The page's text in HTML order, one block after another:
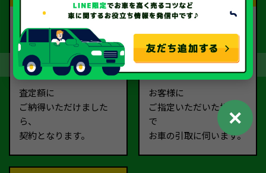
契約
査定額に
ご納得いただけました
ら、
契約となります。
お引取り
お客様に
ご指定いただいた場所ま
で
お車の引取に伺います。
✕